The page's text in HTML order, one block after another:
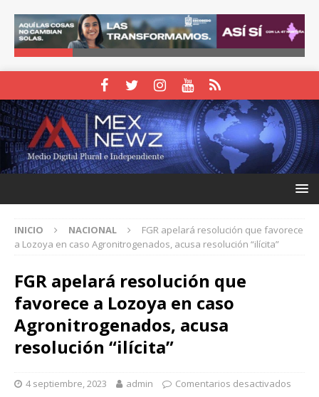
INICIO NACIONAL
FGR apelará resolución que favorece
a Lozoya en caso Agronitrogenados, acusa resolución “ilícita”
FGR apelará resolución que
favorece a Lozoya en caso
Agronitrogenados, acusa
resolución “ilícita”
4 septiembre, 2023 admin Comentarios desactivados